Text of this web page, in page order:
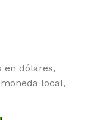
en dólares,
local,